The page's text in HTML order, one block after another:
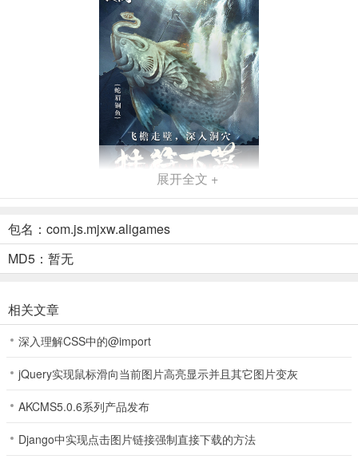
游戏介绍
摸金校尉之天字卷官方版带你深入古墓，体验惊心动魄的冒险模式。
与队友并肩作战，勇闯墓室，面对未知的危险，你将学会如何从容应
二的战术风格。此外，丰富的剧情与任务系统，让你在沉浸式的故事
中感受角色的成长与历练，领略探险的刺激与乐趣。
游戏特色
你的战斗艺术。
2、团队协作，策略制胜：与伙伴默契配合，战胜强敌，揭开古墓的秘
展开全文 +
包名：com.js.mjxw.aligames
MD5：暂无
相关文章
深入理解CSS中的@import
jQuery实现鼠标滑向当前图片高亮显示并且其它图片变灰
AKCMS5.0.6系列产品发布
Django中实现点击图片链接强制直接下载的方法